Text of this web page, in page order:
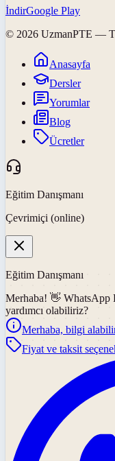
İndirGoogle Play
© 2026 UzmanPTE —
Anasayfa
Dersler
Yorumlar
Blog
Ücretler
Eğitim Danışmanı
Çevrimiçi (online)
Eğitim Danışmanı
Merhaba! 👋 WhatsApp
yardımcı olabiliriz?
Merhaba, bilgi
Fiyat ve taksit